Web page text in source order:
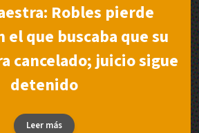
Robles pierde
el que buscaba que su
cancelado; juicio sigue
detenido
Leer más